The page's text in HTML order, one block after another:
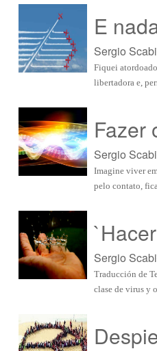
E
Sergio
Fiquei
libertadora e,
Fazer
Sergio
Imagine viver
pelo contato,
Sergio
Traducción de
clase de virus y